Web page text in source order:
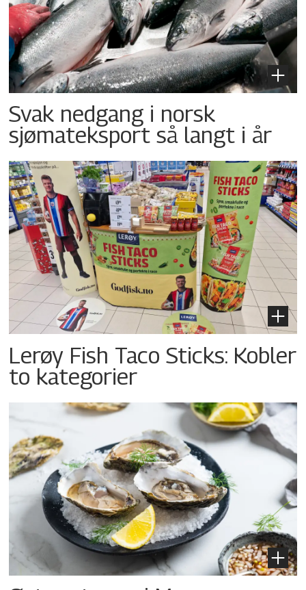
Svak nedgang i norsk
sjømateksport så langt i år
Lerøy Fish Taco Sticks: Kobler
to kategorier